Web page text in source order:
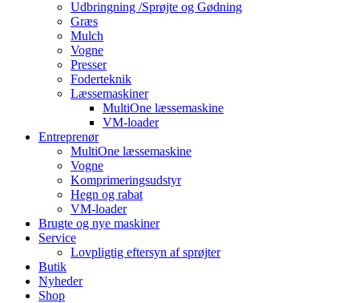
Udbringning /Sprøjte og Gødning
Græs
Mulch
Vogne
Presser
Foderteknik
Læssemaskiner
MultiOne læssemaskine
VM-loader
Entreprenør
MultiOne læssemaskine
Vogne
Komprimeringsudstyr
Hegn og rabat
VM-loader
Brugte og nye maskiner
Service
Lovpligtig eftersyn af sprøjter
Butik
Nyheder
Shop